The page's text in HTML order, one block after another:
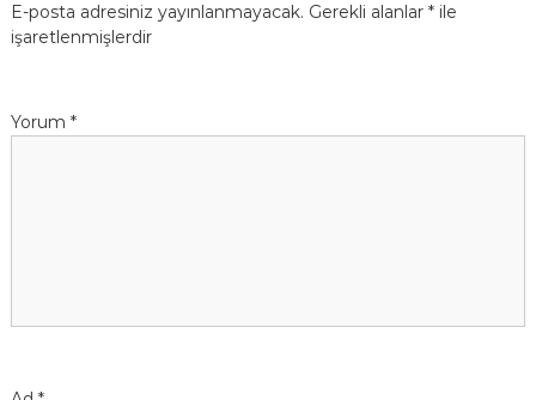
E-posta adresiniz yayınlanmayacak. Gerekli alanlar *ile
işaretlenmişlerdir
Yorum *